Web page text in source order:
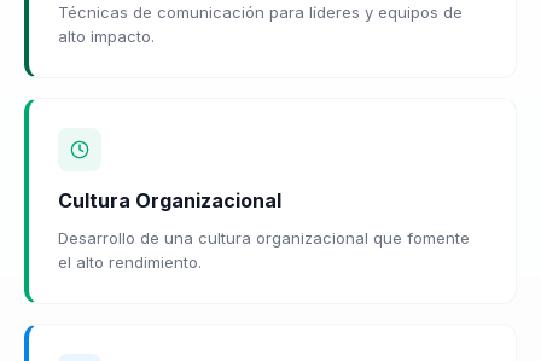
Técnicas de comunicación para líderes y equipos de
alto impacto.
Cultura Organizacional
Desarrollo de una cultura organizacional que fomente
el alto rendimiento.